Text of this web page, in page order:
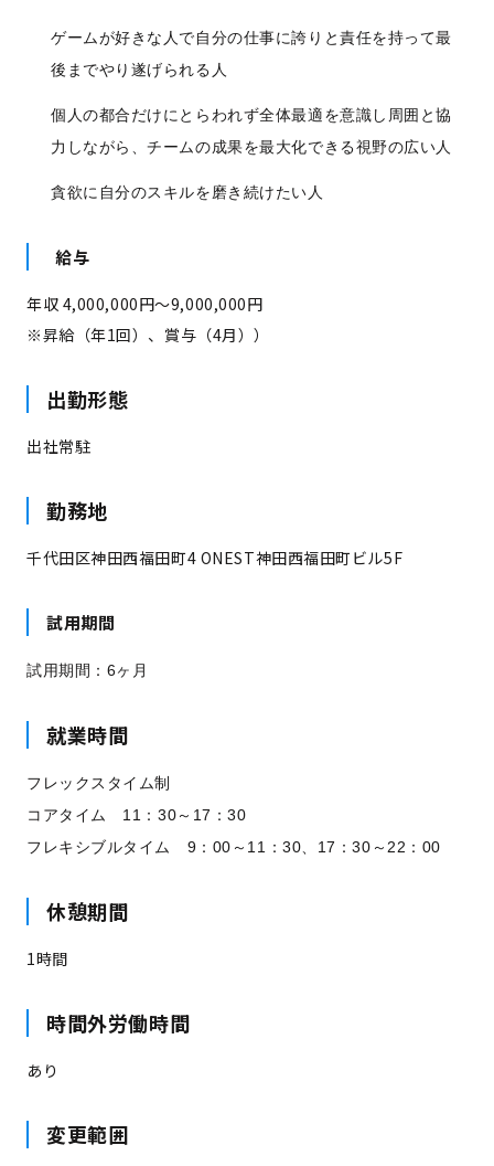
ゲームが好きな人で自分の仕事に誇りと責任を持って最
後までやり遂げられる人
個人の都合だけにとらわれず全体最適を意識し周囲と協
力しながら、チームの成果を最大化できる視野の広い人
貪欲に自分のスキルを磨き続けたい人
給与
年収 4,000,000円～9,000,000円
※昇給（年1回）、賞与（4月））
出勤形態
出社常駐
勤務地
千代田区神田西福田町4 ONEST神田西福田町ビル5F
試用期間
試用期間：6ヶ月
就業時間
フレックスタイム制
コアタイム 11：30～17：30
フレキシブルタイム 9：00～11：30、17：30～22：00
休憩期間
1時間
時間外労働時間
あり
変更範囲